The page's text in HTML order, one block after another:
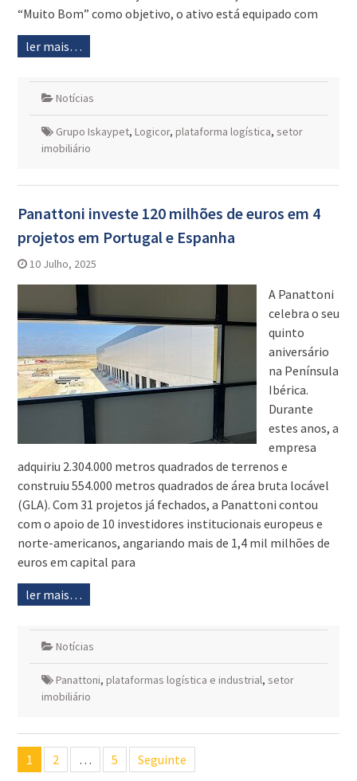
“Muito Bom” como objetivo, o ativo está equipado com
ler mais…
Notícias
Grupo Iskaypet, Logicor, plataforma logística, setor
imobiliário
Panattoni investe 120 milhões de euros em 4
projetos em Portugal e Espanha
10 Julho, 2025
A Panattoni
celebra o seu
quinto
aniversário
na Península
Ibérica.
Durante
estes anos, a
empresa
adquiriu 2.304.000 metros quadrados de terrenos e
construiu 554.000 metros quadrados de área bruta locável
(GLA). Com 31 projetos já fechados, a Panattoni contou
com o apoio de 10 investidores institucionais europeus e
norte-americanos, angariando mais de 1,4 mil milhões de
euros em capital para
ler mais…
Notícias
Panattoni, plataformas logística e industrial, setor
imobiliário
Navegação
de
1 2 … 5 Seguinte